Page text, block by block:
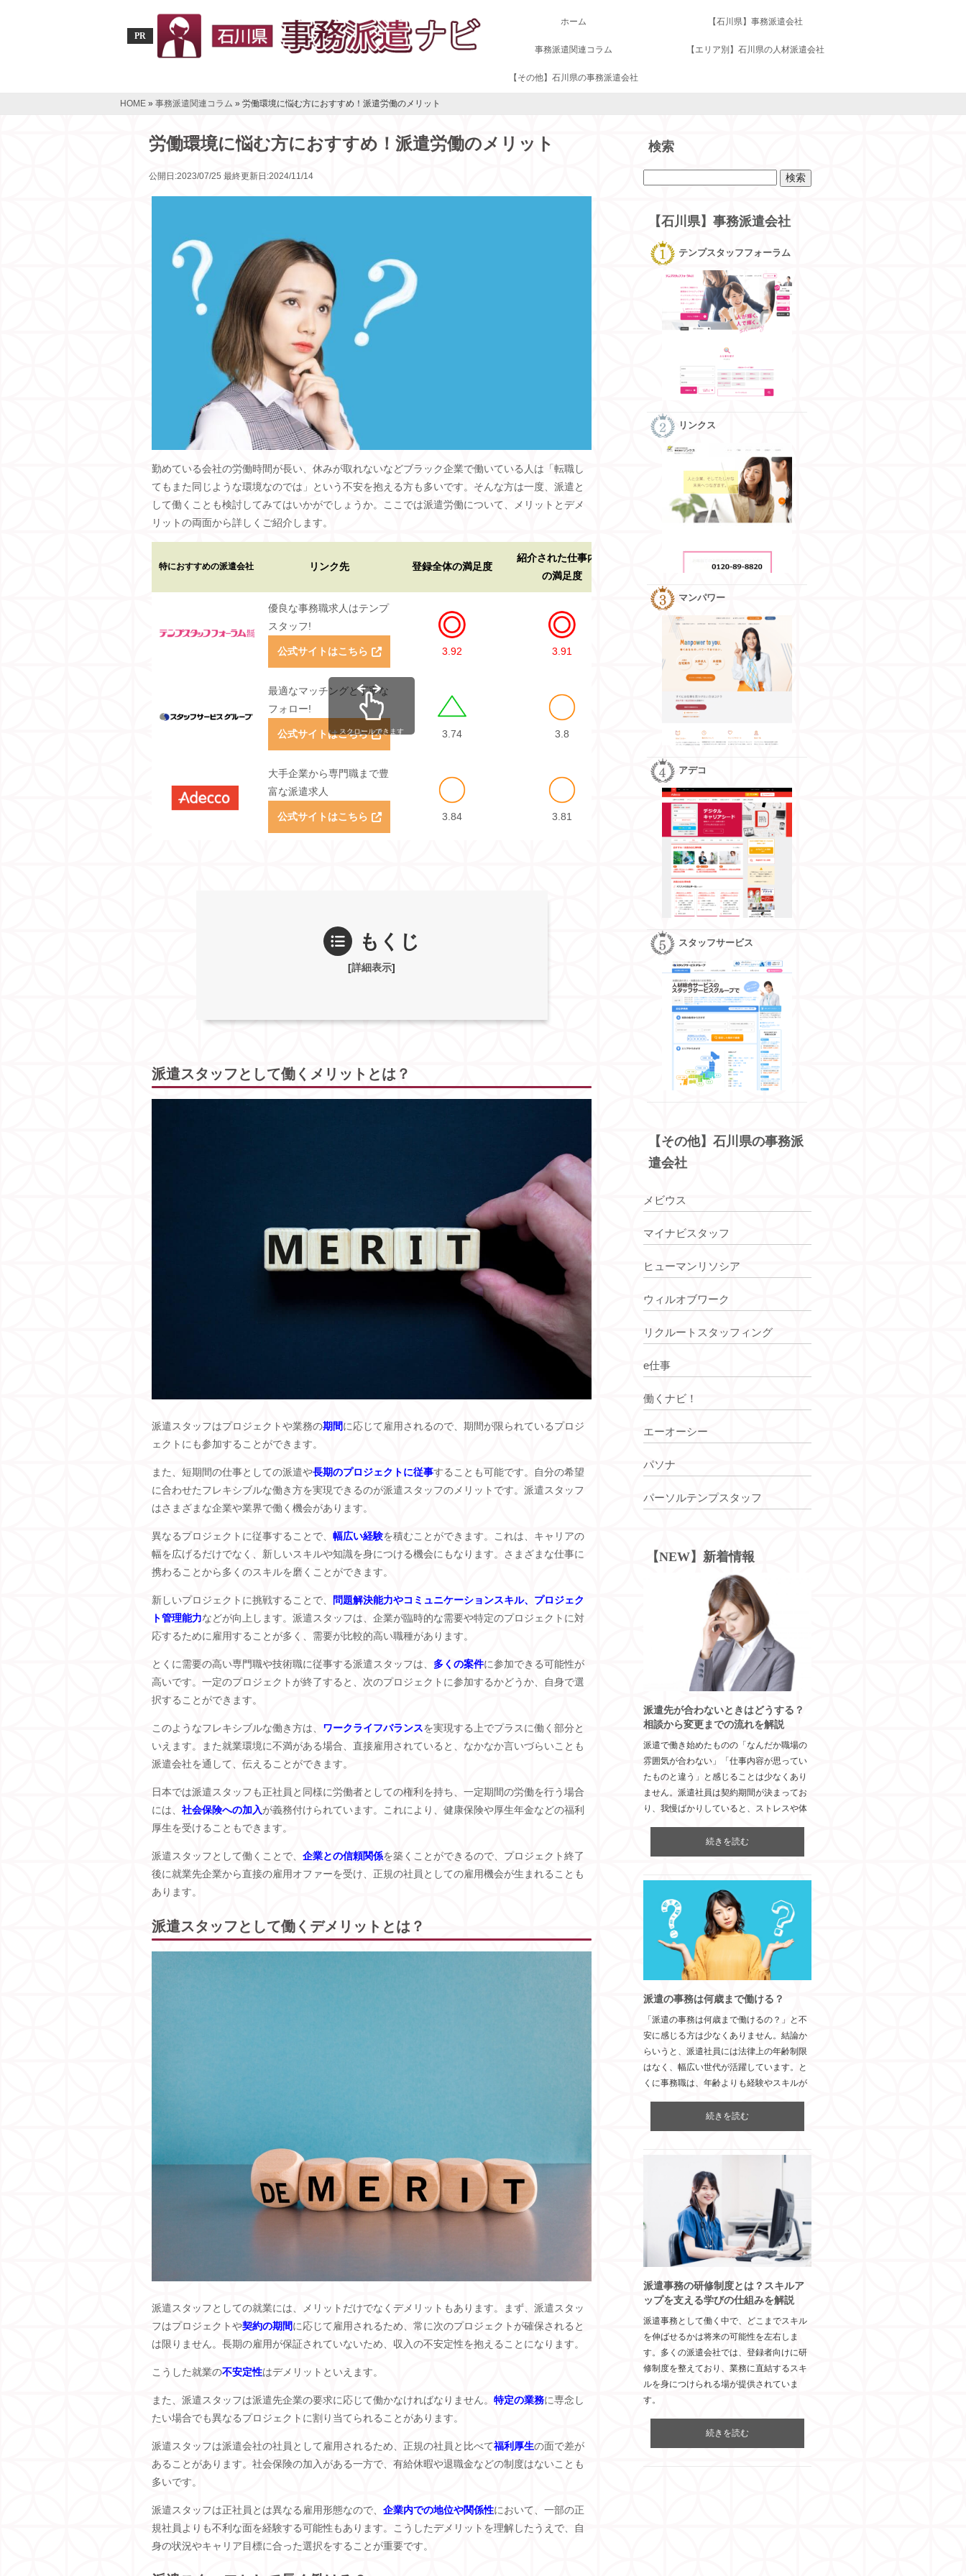
PR
ホーム 【石川県】事務派遣会社
事務派遣関連コラム 【エリア別】石川県の人材派遣会社
【その他】石川県の事務派遣会社
HOME » 事務派遣関連コラム » 労働環境に悩む方におすすめ！派遣労働のメリット
労働環境に悩む方におすすめ！派遣労働のメリット
公開日:2023/07/25 最終更新日:2024/11/14
勤めている会社の労働時間が長い、休みが取れないなどブラック企業で働いている人は「転職し
てもまた同じような環境なのでは」という不安を抱える方も多いです。そんな方は一度、派遣と
して働くことも検討してみてはいかがでしょうか。ここでは派遣労働について、メリットとデメ
リットの両面から詳しくご紹介します。
特におすすめの派遣会社 リンク先 登録全体の満足度
紹介された仕事内容
の満足度
ードの満足度
優良な事務職求人はテンプ
スタッフ!
公式サイトはこちら 3.92 3.91 3.85
最適なマッチングと丁寧な
フォロー!
公式サイトはこちら 3.74 3.8 3.89
大手企業から専門職まで豊
富な派遣求人
公式サイトはこちら 3.84 3.81 3.76
スクロールできます
もくじ
[詳細表示]
派遣スタッフとして働くメリットとは？
派遣スタッフはプロジェクトや業務の期間に応じて雇用されるので、期間が限られているプロジ
ェクトにも参加することができます。
また、短期間の仕事としての派遣や長期のプロジェクトに従事することも可能です。自分の希望
に合わせたフレキシブルな働き方を実現できるのが派遣スタッフのメリットです。派遣スタッフ
はさまざまな企業や業界で働く機会があります。
異なるプロジェクトに従事することで、幅広い経験を積むことができます。これは、キャリアの
幅を広げるだけでなく、新しいスキルや知識を身につける機会にもなります。さまざまな仕事に
携わることから多くのスキルを磨くことができます。
新しいプロジェクトに挑戦することで、
問題解決能力やコミュニケーションスキル、プロジェク
ト管理能力などが向上します。派遣スタッフは、企業が臨時的な需要や特定のプロジェクトに対
応するために雇用することが多く、需要が比較的高い職種があります。
とくに需要の高い専門職や技術職に従事する派遣スタッフは、 多くの案件に参加できる可能性が
高いです。一定のプロジェクトが終了すると、次のプロジェクトに参加するかどうか、自身で選
択することができます。
このようなフレキシブルな働き方は、 ワークライフバランスを実現する上でプラスに働く部分と
いえます。また就業環境に不満がある場合、直接雇用されていると、なかなか言いづらいことも
派遣会社を通して、伝えることができます。
日本では派遣スタッフも正社員と同様に労働者としての権利を持ち、一定期間の労働を行う場合
には、社会保険への加入が義務付けられています。これにより、健康保険や厚生年金などの福利
厚生を受けることもできます。
派遣スタッフとして働くことで、企業との信頼関係を築くことができるので、プロジェクト終了
後に就業先企業から直接の雇用オファーを受け、正規の社員としての雇用機会が生まれることも
あります。
派遣スタッフとして働くデメリットとは？
派遣スタッフとしての就業には、メリットだけでなくデメリットもあります。まず、派遣スタッ
フはプロジェクトや契約の期間に応じて雇用されるため、常に次のプロジェクトが確保されると
は限りません。長期の雇用が保証されていないため、収入の不安定性を抱えることになります。
こうした就業の不安定性はデメリットといえます。
また、派遣スタッフは派遣先企業の要求に応じて働かなければなりません。特定の業務に専念し
たい場合でも異なるプロジェクトに割り当てられることがあります。
派遣スタッフは派遣会社の社員として雇用されるため、正規の社員と比べて福利厚生の面で差が
あることがあります。社会保険の加入がある一方で、有給休暇や退職金などの制度はないことも
多いです。
派遣スタッフは正社員とは異なる雇用形態なので、企業内での地位や関係性において、一部の正
規社員よりも不利な面を経験する可能性もあります。こうしたデメリットを理解したうえで、自
身の状況やキャリア目標に合った選択をすることが重要です。
検索
【石川県】事務派遣会社
テンプスタッフフォーラム
リンクス
マンパワー
アデコ
スタッフサービス
【その他】石川県の事務派
遣会社
メビウス
マイナビスタッフ
ヒューマンリソシア
ウィルオブワーク
リクルートスタッフィング
e仕事
働くナビ！
エーオーシー
パソナ
パーソルテンプスタッフ
【NEW】新着情報
派遣先が合わないときはどうする？
相談から変更までの流れを解説
派遣で働き始めたものの「なんだか職場の
雰囲気が合わない」「仕事内容が思ってい
たものと違う」と感じることは少なくあり
ません。派遣社員は契約期間が決まってお
り、我慢ばかりしていると、ストレスや体
続きを読む
派遣の事務は何歳まで働ける？
「派遣の事務は何歳まで働けるの？」と不
安に感じる方は少なくありません。結論か
らいうと、派遣社員には法律上の年齢制限
はなく、幅広い世代が活躍しています。と
くに事務職は、年齢よりも経験やスキルが
続きを読む
派遣事務の研修制度とは？スキルア
ップを支える学びの仕組みを解説
派遣事務として働く中で、どこまでスキル
を伸ばせるかは将来の可能性を左右しま
す。多くの派遣会社では、登録者向けに研
修制度を整えており、業務に直結するスキ
ルを身につけられる場が提供されていま
す。
続きを読む